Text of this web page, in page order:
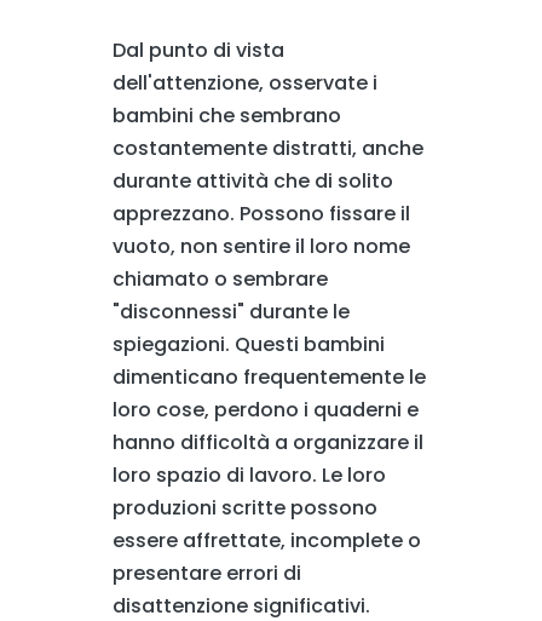
Dal punto di vista
dell'attenzione, osservate i
bambini che sembrano
costantemente distratti, anche
durante attività che di solito
apprezzano. Possono fissare il
vuoto, non sentire il loro nome
chiamato o sembrare
"disconnessi" durante le
spiegazioni. Questi bambini
dimenticano frequentemente le
loro cose, perdono i quaderni e
hanno difficoltà a organizzare il
loro spazio di lavoro. Le loro
produzioni scritte possono
essere affrettate, incomplete o
presentare errori di
disattenzione significativi.